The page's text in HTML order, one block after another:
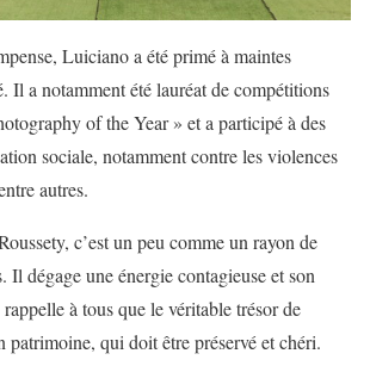
Luiciano a été primé à maintes
Il a notamment été lauréat de compétitions
of the Year » et a participé à des
sociale, notamment contre les violences
autres.
c’est un peu comme un rayon de
Il dégage une énergie contagieuse et son
à tous que le véritable trésor de
patrimoine, qui doit être préservé et chéri.